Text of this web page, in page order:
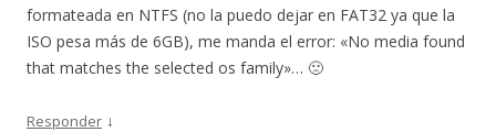
formateada en NTFS (no la puedo dejar en FAT32 ya que la
ISO pesa más de 6GB), me manda el error: «No media found
that matches the selected os family»… 🙁
Responder ↓